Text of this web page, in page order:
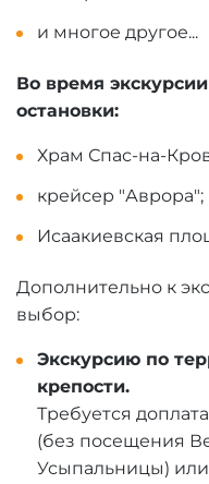
и многое другое...
Во время
остановки:
Храм Спас-на-
крейсер "Аврора";
Исаакиевская
Дополнительно к
выбор:
Экскурсию по
крепости.
Требуется
(без посещения
Усыпальницы)